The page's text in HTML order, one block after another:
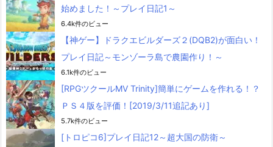
始めました！～プレイ日記1～
6.4k件のビュー
【神ゲー】ドラクエビルダーズ２(DQB2)が面白い！
プレイ日記～モンゾーラ島で農園作り！～
6.1k件のビュー
[RPGツクールMV Trinity]簡単にゲームを作れる！？
ＰＳ４版を評価！[2019/3/11追記あり]
5.7k件のビュー
[トロピコ6]プレイ日記12～超大国の防衛～